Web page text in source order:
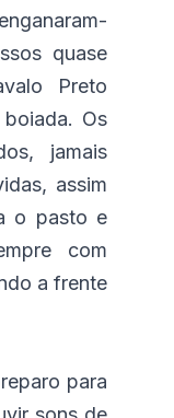
quase
Preto
Os
jamais
assim
o pasto e
com
a frente
para